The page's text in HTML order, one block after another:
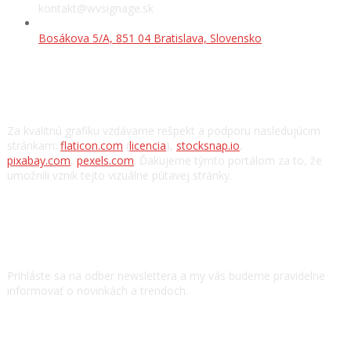
kontakt@wvsignage.sk
Bosákova 5/A, 851 04 Bratislava, Slovensko
Za kvalitnú grafiku vzdávame rešpekt a podporu nasledujúcim
stránkam: flaticon.com (licencia), stocksnap.io,
pixabay.com, pexels.com . Ďakujeme týmto portálom za to, že
umožnili vznik tejto vizuálne pútavej stránky.
Prihláste sa na odber newslettera a my vás budeme pravidelne
informovať o novinkách a trendoch.